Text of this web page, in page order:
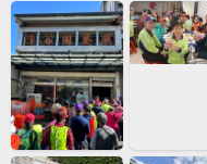
地調查局圖根點→蘇澳
站5號出口. 🚶一星觀泉
景)三星觀山84M(糞箕湖
港206M(由左至右為北
三個港口)六星觀海
H229m)